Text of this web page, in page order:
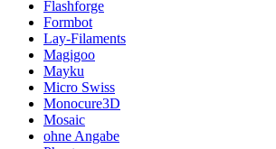
Flashforge
Formbot
Lay-Filaments
Magigoo
Mayku
Micro Swiss
Monocure3D
Mosaic
ohne Angabe